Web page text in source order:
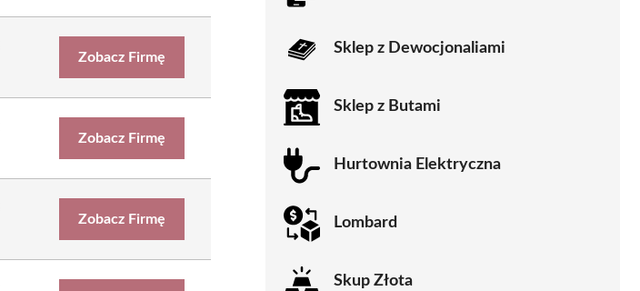
Zobacz Firmę
Zobacz Firmę
Zobacz Firmę
Sklep z Dewocjonaliami
Sklep z Butami
Hurtownia Elektryczna
Lombard
Skup Złota